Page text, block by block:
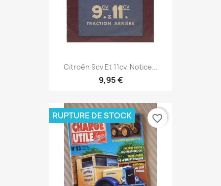
Citroën 9cv Et 11cv, Notice...
9,95 €
RUPTURE DE STOCK favorite_border